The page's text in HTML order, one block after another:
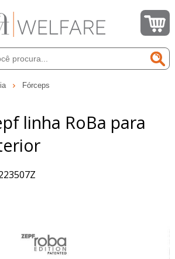
Fórceps
linha RoBa para